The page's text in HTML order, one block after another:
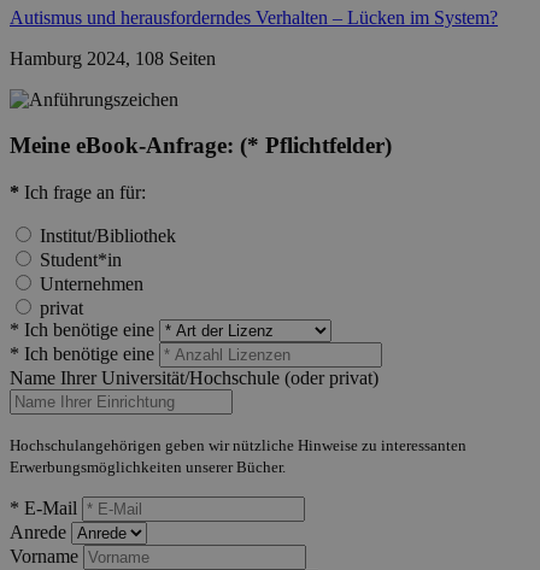
Autismus und herausforderndes Verhalten – Lücken im System?
Hamburg 2024, 108 Seiten
Meine eBook-Anfrage: (* Pflichtfelder)
* Ich frage an für:
Institut/Bibliothek
Student*in
Unternehmen
privat
* Ich benötige eine
* Ich benötige eine
Name Ihrer Universität/Hochschule (oder privat)
Hochschulangehörigen geben wir nützliche Hinweise zu interessanten
Erwerbungsmöglichkeiten unserer Bücher.
* E-Mail
Anrede
Vorname